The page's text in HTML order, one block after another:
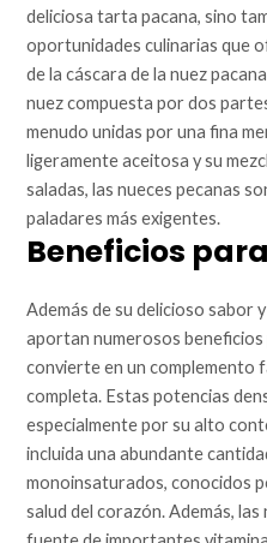
deliciosa tarta pacana, sino
oportunidades culinarias que
de la cáscara de la nuez
nuez compuesta por dos
menudo unidas por una fina
ligeramente aceitosa y su
saladas, las nueces pecanas
paladares más exigentes.
Beneficios
Además de su delicioso sabor
aportan numerosos beneficios
convierte en un complemento
completa. Estas potencias
especialmente por su alto
incluida una abundante
monoinsaturados, conocidos
salud del corazón. Además,